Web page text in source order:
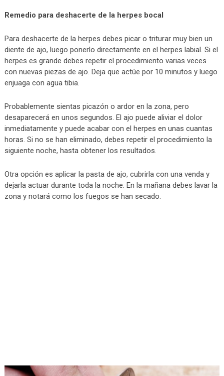
Remedio para deshacerte de la herpes bocal
Para deshacerte de la herpes debes picar o triturar muy bien un
diente de ajo, luego ponerlo directamente en el herpes labial. Si el
herpes es grande debes repetir el procedimiento varias veces
con nuevas piezas de ajo. Deja que actúe por 10 minutos y luego
enjuaga con agua tibia.
Probablemente sientas picazón o ardor en la zona, pero
desaparecerá en unos segundos. El ajo puede aliviar el dolor
inmediatamente y puede acabar con el herpes en unas cuantas
horas. Si no se han eliminado, debes repetir el procedimiento la
siguiente noche, hasta obtener los resultados.
Otra opción es aplicar la pasta de ajo, cubrirla con una venda y
dejarla actuar durante toda la noche. En la mañana debes lavar la
zona y notará como los fuegos se han secado.